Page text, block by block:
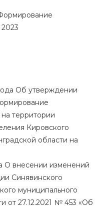
Об утверждении
территории
Кировского
области на
О внесении изменений
Синявинского
муниципального
от 27.12.2021 № 453 «Об